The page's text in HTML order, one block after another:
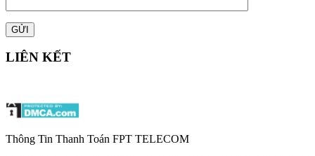
LIÊN KẾT
Thông Tin Thanh Toán FPT TELECOM